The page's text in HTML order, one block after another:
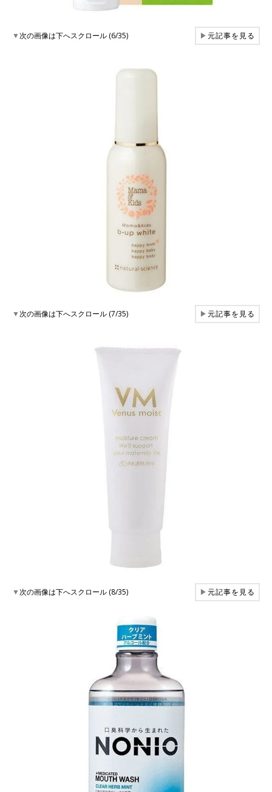
▼次の画像は下へスクロール (6/35) ▶元記事を見る
▼次の画像は下へスクロール (7/35) ▶元記事を見る
▼次の画像は下へスクロール (8/35) ▶元記事を見る